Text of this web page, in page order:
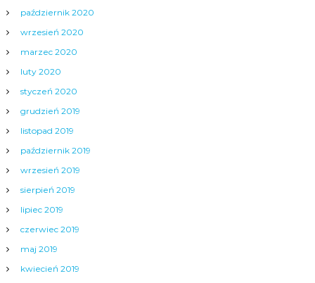
październik 2020
wrzesień 2020
marzec 2020
luty 2020
styczeń 2020
grudzień 2019
listopad 2019
październik 2019
wrzesień 2019
sierpień 2019
lipiec 2019
czerwiec 2019
maj 2019
kwiecień 2019